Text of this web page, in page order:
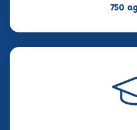
750